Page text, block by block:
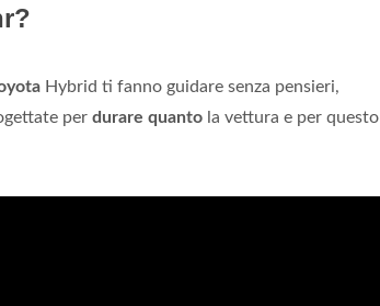
Hybrid ti fanno guidare senza pensieri,
per durare quanto la vettura e per questo